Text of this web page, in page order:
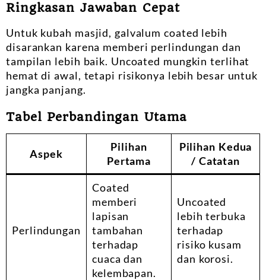
Ringkasan Jawaban Cepat
Untuk kubah masjid, galvalum coated lebih
disarankan karena memberi perlindungan dan
tampilan lebih baik. Uncoated mungkin terlihat
hemat di awal, tetapi risikonya lebih besar untuk
jangka panjang.
Tabel Perbandingan Utama
Aspek
Pilihan
Pertama
Pilihan Kedua
/ Catatan
Perlindungan
Coated
memberi
lapisan
tambahan
terhadap
cuaca dan
kelembapan.
Uncoated
lebih terbuka
terhadap
risiko kusam
dan korosi.